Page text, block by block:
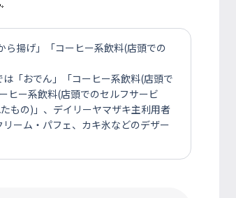
揚げ」「コーヒー系飲料(店頭での
「おでん」「コーヒー系飲料(店頭で
ヒー系飲料(店頭でのセルフサービ
もの)」、デイリーヤマザキ主利用者
ーム・パフェ、カキ氷などのデザー